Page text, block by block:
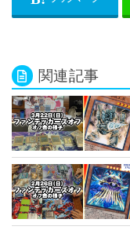
関連記事